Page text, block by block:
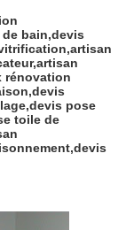
bain,devis
rénovation
pose
toile de